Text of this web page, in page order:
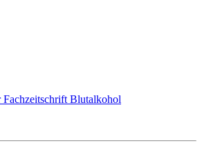
Fachzeitschrift Blutalkohol